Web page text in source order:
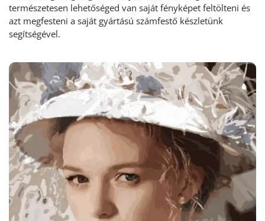
természetesen lehetőséged van saját fényképet feltölteni és
azt megfesteni a saját gyártású számfestő készletünk
segítségével.